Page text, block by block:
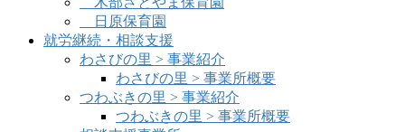
日原保育園
就労継続・相談支援
わさびの里 > 事業紹介
わさびの里 > 事業所概要
つわぶきの里 > 事業紹介
つわぶきの里 > 事業所概要